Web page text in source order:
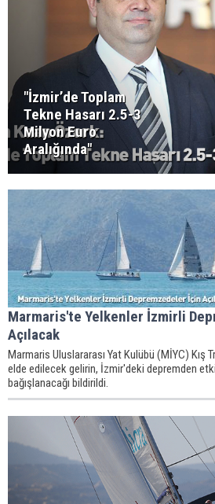
"İzmir’de Toplam
Tekne Hasarı 2.5-3
Milyon Euro
Aralığında"
Marmaris'te Yelkenler İzmirli
Açılacak
Marmaris Uluslararası Yat Kulübü (MİYC) Kış
elde edilecek gelirin, İzmir'deki depremden
bağışlanacağı bildirildi.